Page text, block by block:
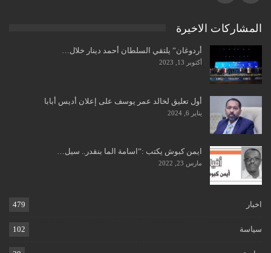
المشاركات الاخيرة
أردوغان” يلتقي السلطان أحمد دينار خلال…
أكتوبر 13, 2023
أول تعليق لخالد عمر يوسف على إعلان أديس أبابا
يناير 6, 2024
ايمن كبوش يكتب :”اسامة الما بنقدر.. سيل…
مارس 23, 2022
اخبار 479
سياسة 102